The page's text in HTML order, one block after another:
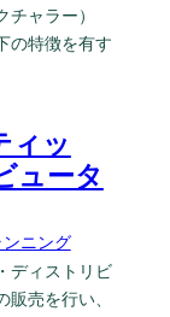
ャラー）
の特徴を有す
ィッ
ュータ
ニング
ディストリビ
売を行い、